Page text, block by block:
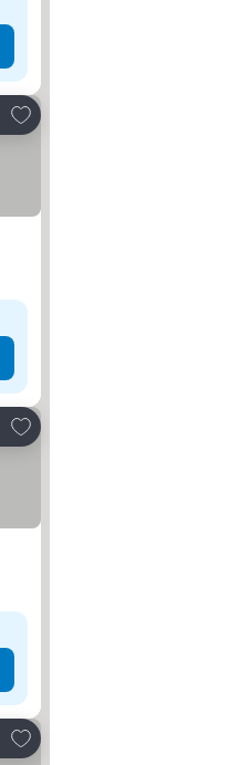
Adicionar aos favoritos
Adicionar aos favoritos
Adicionar aos favoritos